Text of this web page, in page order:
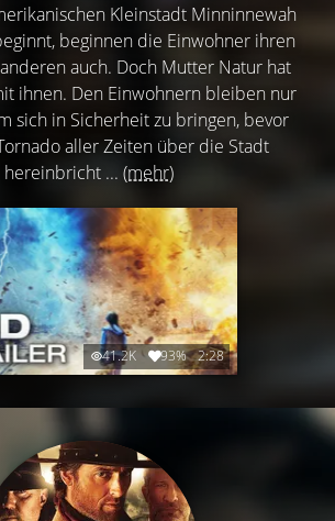
Kleinstadt Minninnewah
beginnen die Einwohner ihren
auch. Doch Mutter Natur hat
ihnen. Den Einwohnern bleiben nur
sich in Sicherheit zu bringen, bevor
aller Zeiten über die Stadt
hereinbricht ... (mehr)
41.2K 93% 2:28